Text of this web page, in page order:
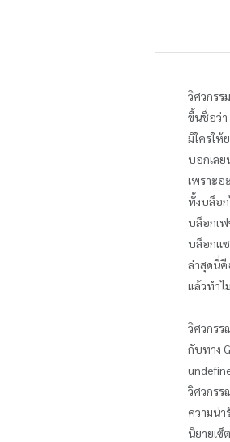
วิศวกรร
ขึ้นชื่อว่า
มีใครให้
บอกเลย
เพราะอ
ทั้งบล็อ
บล็อกเฟ
บล็อกแ
ล่าสุดนี่คื
แล้วทำไ
วิศวกรร
กับทาง
วิศวกร
ความน่
นิยายเซ็